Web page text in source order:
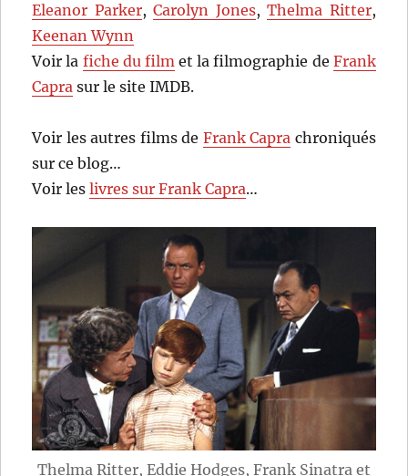
Eleanor Parker,Carolyn Jones,Thelma Ritter,
Keenan Wynn
Voir la fiche du filmet la filmographie de Frank
Capra sur le site IMDB.
Voir les autres films de Frank Capra chroniqués
sur ce blog…
Voir leslivres sur Frank Capra…
Thelma Ritter, Eddie Hodges, Frank Sinatra et